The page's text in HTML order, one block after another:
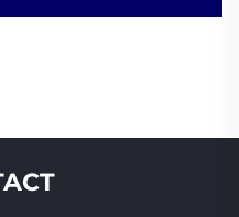
Tandbescherming tegen